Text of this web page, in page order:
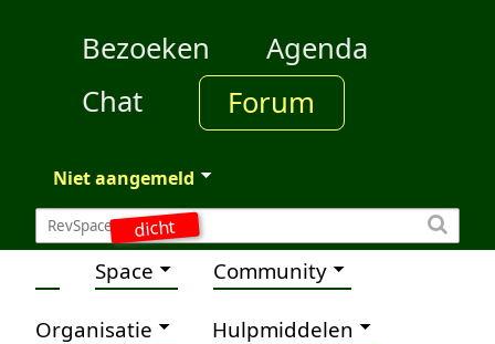
dicht
Bezoeken
Agenda
Chat
Forum
Niet aangemeld
Space Community
Organisatie Hulpmiddelen